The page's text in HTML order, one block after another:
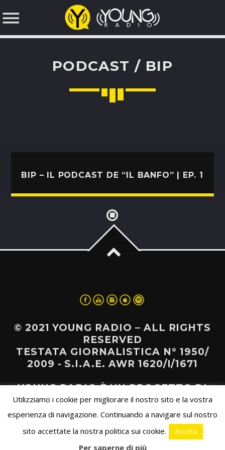
La rotazione musicale di Young Radio dedicata alla Black
Music, Hip Hop, Raggae e tanto altro.
UPCOMING SHOWS
PODCAST / BIP
BIP – IL PODCAST DE “IL BANFO” | EP. 1
© 2021 YOUNG RADIO – ALL RIGHTS
RESERVED
TESTATA GIORNALISTICA N° 1950/
2009 - S.I.A.E. AWR 1620/I/1671
YOUNG RADIO È UN PROGETTO DI
AERIS COOPERATIVA SOCIALE
Utilizziamo i cookie per migliorare il nostro sito e la vostra
esperienza di navigazione. Continuando a navigare sul nostro
sito accettate la nostra politica sui cookie.
Accetta
Per saperne di più